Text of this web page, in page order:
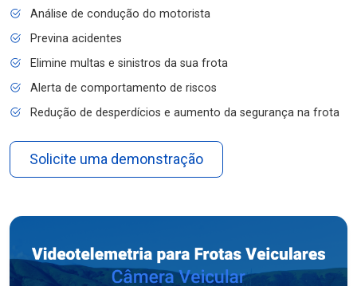
Análise de condução do motorista
Previna acidentes
Elimine multas e sinistros da sua frota
Alerta de comportamento de riscos
Redução de desperdícios e aumento da segurança na frota
Solicite uma demonstração